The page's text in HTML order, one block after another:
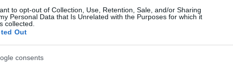
to opt-out of Collection, Use, Retention, Sale, and/or Sharing
Personal Data that Is Unrelated with the Purposes for which it
collected.
Out
consents